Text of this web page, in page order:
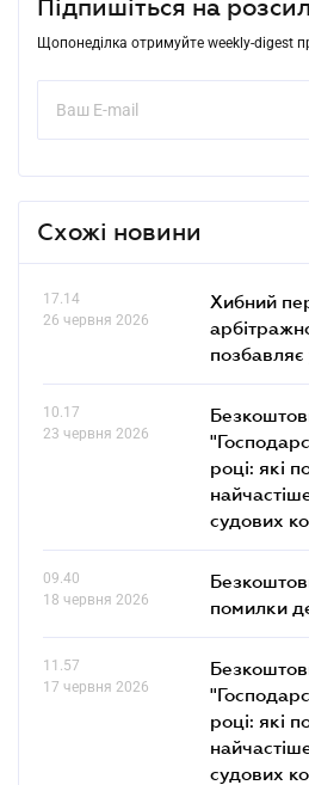
Підпишіться на
Щопонеділка отримуйте weekly-digest
Схожі новини
17.14
26 червня 2026
Хибний
позбавляє
10.17
23 червня 2026
році: які
судових
09.40
18 червня 2026
помилки
11.57
17 червня 2026
році: які
судових